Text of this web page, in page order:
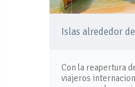
Islas alrededor
Con la reapertura
viajeros